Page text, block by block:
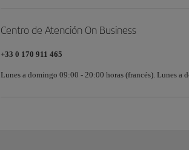
Centro de Atención On Business
+33 0 170 911 465
Lunes a domingo 09:00 - 20:00 horas (francés). Lunes a